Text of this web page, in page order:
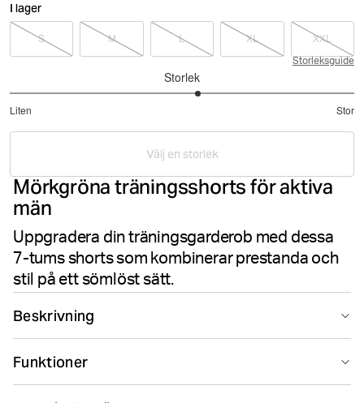
I lager
S M L XL XXL
Storleksguide
Storlek
Liten Stor
utav
5
betyg
Välj en storlek
Mörkgröna träningsshorts för aktiva
män
Uppgradera din träningsgarderob med dessa
7-tums shorts som kombinerar prestanda och
stil på ett sömlöst sätt.
Beskrivning
är tillverkade av mjuk och andningsbar återvunnen
polyester. De har en normal passform med 7-tums längd
Funktioner